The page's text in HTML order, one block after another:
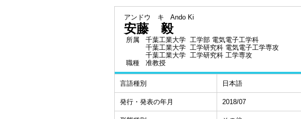
アンドウ キ Ando Ki
安藤 毅
所属
千葉工業大学 工学部 電気電子工学科
千葉工業大学 工学研究科 電気電子工学専攻
千葉工業大学 工学研究科 工学専攻
職種
准教授
言語種別 日本語
発行・発表の年月 2018/07